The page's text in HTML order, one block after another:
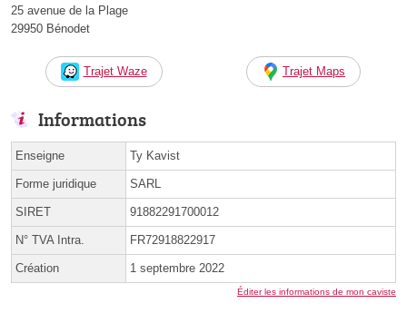
25 avenue de la Plage
29950 Bénodet
Trajet Waze Trajet Maps
Informations
Enseigne Ty Kavist
Forme juridique SARL
SIRET 91882291700012
N° TVA Intra. FR72918822917
Création 1 septembre 2022
Éditer les informations de mon caviste